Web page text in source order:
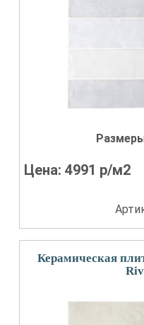
Цена:4991 р/м2
Керамическая